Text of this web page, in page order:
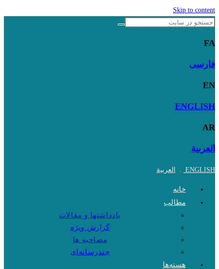
Skip to content
FA
فارسی
EN
ENGLISH
AR
العربية
ENGLISH
. العربية
خانه
مطالب
یادداشتها و مقالات
گزارش ویژه
مصاحبه ها
چندرسانه‌ای
هسته‌ها